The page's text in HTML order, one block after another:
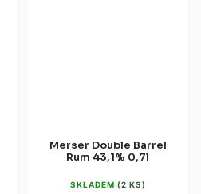
Merser Double Barrel
Rum 43,1% 0,7l
SKLADEM (2 KS)